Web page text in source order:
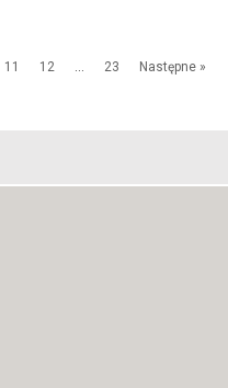
11 12 … 23 Następne »